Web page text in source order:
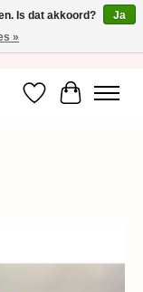
BE & NL SLECHTS
Verlanglijst
Is dat akkoord?
Ja
»